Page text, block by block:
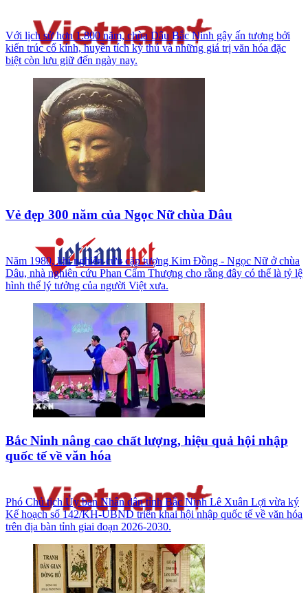
Với lịch sử hơn 1.800 năm, chùa Dâu Bắc Ninh gây ấn tượng bởi
kiến trúc cổ kính, huyền tích kỳ thú và những giá trị văn hóa đặc
biệt còn lưu giữ đến ngày nay.
Vẻ đẹp 300 năm của Ngọc Nữ chùa Dâu
Năm 1980, khi nghiên cứu cặp tượng Kim Đồng - Ngọc Nữ ở chùa
Dâu, nhà nghiên cứu Phan Cẩm Thượng cho rằng đây có thể là tỷ lệ
hình thể lý tưởng của người Việt xưa.
Bắc Ninh nâng cao chất lượng, hiệu quả hội nhập
quốc tế về văn hóa
Phó Chủ tịch Ủy ban Nhân dân tỉnh Bắc Ninh Lê Xuân Lợi vừa ký
Kế hoạch số 142/KH-UBND triển khai hội nhập quốc tế về văn hóa
trên địa bàn tỉnh giai đoạn 2026-2030.